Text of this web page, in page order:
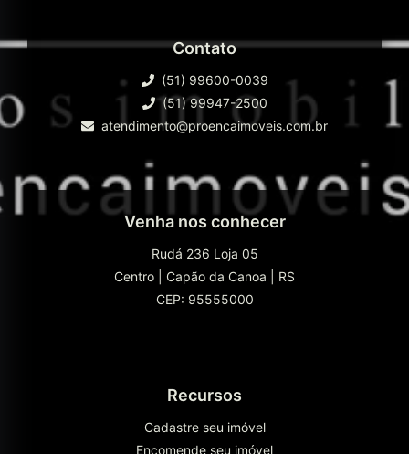
Contato
(51) 99600-0039
(51) 99947-2500
atendimento@proencaimoveis.com.br
Venha nos conhecer
Rudá 236 Loja 05
Centro
Capão da Canoa
RS
CEP: 95555000
Recursos
Cadastre seu imóvel
Encomende seu imóvel